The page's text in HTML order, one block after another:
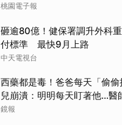
桃園電子報
砸逾80億！健保署調升外科
付標準 最快9月上路
中天電視台
西藥都是毒！爸爸每天「偷
兒崩潰：明明每天盯著他…醫
鏡報